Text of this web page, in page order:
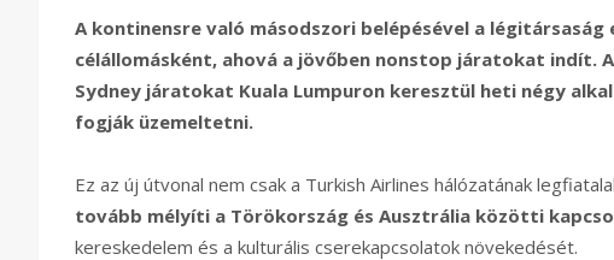
A kontinensre való másodszori belépésével a
célállomásként, ahová a jövőben nonstop járatokat indít.
Sydney járatokat Kuala Lumpuron keresztül heti négy
fogják üzemeltetni.
Ez az új útvonal nem csak a Turkish Airlines hálózatának
tovább mélyíti a Törökország és Ausztrália közötti
kereskedelem és a kulturális cserekapcsolatok növekedését.